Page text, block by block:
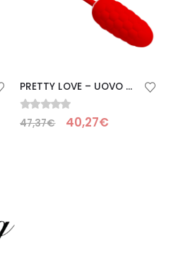
PRETTY LOVE – UOVO VIBRANTE CON TEXTURE MARINA RICARICABILE ROSSA
0 Su 5
47,37€ 40,27€